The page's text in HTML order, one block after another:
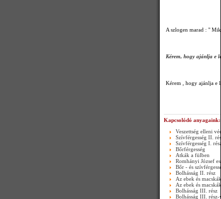
A szlogen marad : "
Kérem, hogy ajánlja e
Kérem , hogy ajánlja e
Kapcsolódó anyagaink:
Veszettség elleni
Szívférgesség II. rész
Szívférgesség I. rész
Bőrférgesség
Atkák a fülben
Romhányi József
Bőr - és
Bolhásság II. rész
Az ebek és
Az ebek és
Bolhásság III. rész
Bolhásság III. rész-